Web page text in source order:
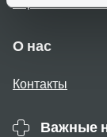
О нас
Контакты
Важные